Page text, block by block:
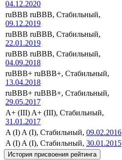
04.12.2020
ruBBB ruBBB, Стабильный,
09.12.2019
ruBBB ruBBB, Стабильный,
22.01.2019
ruBBB ruBBB, Стабильный,
04.09.2018
ruBBB+ ruBBB+, Стабильный,
13.04.2018
ruBBB+ ruBBB+, Стабильный,
29.05.2017
A+ (III) A+ (III), Стабильный,
31.01.2017
A (I) A (I), Стабильный, 09.02.2016
A (I) A (I), Стабильный, 30.01.2015
История присвоения рейтинга